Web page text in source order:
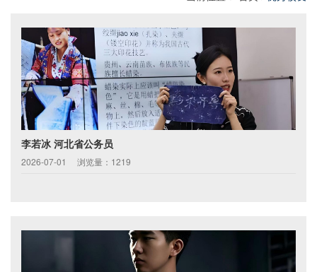
李若冰 河北省公务员
2026-07-01 浏览量：1219